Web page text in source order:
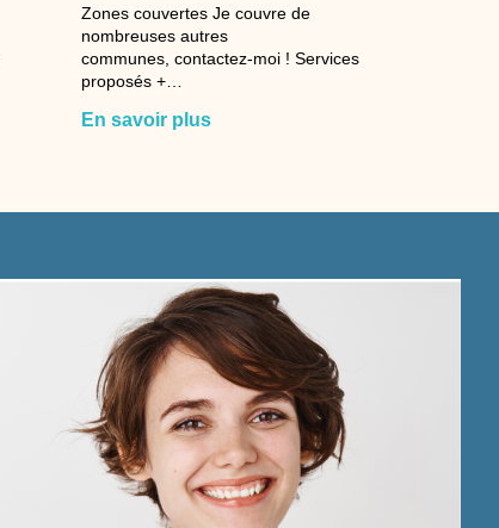
Zones couvertes Je couvre de
nombreuses autres
communes, contactez-moi ! Services
proposés +…
En savoir plus